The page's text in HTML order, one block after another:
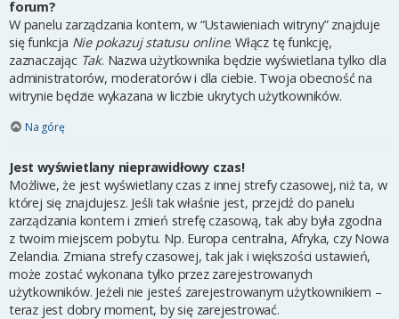
forum?
W panelu zarządzania kontem, w “Ustawieniach witryny” znajduje
się funkcja Nie pokazuj statusu online. Włącz tę funkcję,
zaznaczając Tak. Nazwa użytkownika będzie wyświetlana tylko dla
administratorów, moderatorów i dla ciebie. Twoja obecność na
witrynie będzie wykazana w liczbie ukrytych użytkowników.
Na górę
Jest wyświetlany nieprawidłowy czas!
Możliwe, że jest wyświetlany czas z innej strefy czasowej, niż ta, w
której się znajdujesz. Jeśli tak właśnie jest, przejdź do panelu
zarządzania kontem i zmień strefę czasową, tak aby była zgodna
z twoim miejscem pobytu. Np. Europa centralna, Afryka, czy Nowa
Zelandia. Zmiana strefy czasowej, tak jak i większości ustawień,
może zostać wykonana tylko przez zarejestrowanych
użytkowników. Jeżeli nie jesteś zarejestrowanym użytkownikiem –
teraz jest dobry moment, by się zarejestrować.